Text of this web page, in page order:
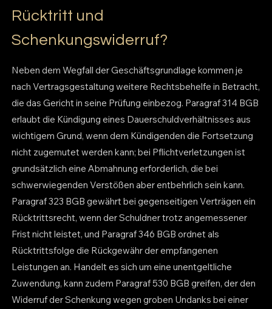
Rücktritt und
Schenkungswiderruf?
Neben dem Wegfall der Geschäftsgrundlage kommen je
nach Vertragsgestaltung weitere Rechtsbehelfe in Betracht,
die das Gericht in seine Prüfung einbezog. Paragraf 314 BGB
erlaubt die Kündigung eines Dauerschuldverhältnisses aus
wichtigem Grund, wenn dem Kündigenden die Fortsetzung
nicht zugemutet werden kann; bei Pflichtverletzungen ist
grundsätzlich eine Abmahnung erforderlich, die bei
schwerwiegenden Verstößen aber entbehrlich sein kann.
Paragraf 323 BGB gewährt bei gegenseitigen Verträgen ein
Rücktrittsrecht, wenn der Schuldner trotz angemessener
Frist nicht leistet, und Paragraf 346 BGB ordnet als
Rücktrittsfolge die Rückgewähr der empfangenen
Leistungen an. Handelt es sich um eine unentgeltliche
Zuwendung, kann zudem Paragraf 530 BGB greifen, der den
Widerruf der Schenkung wegen groben Undanks bei einer